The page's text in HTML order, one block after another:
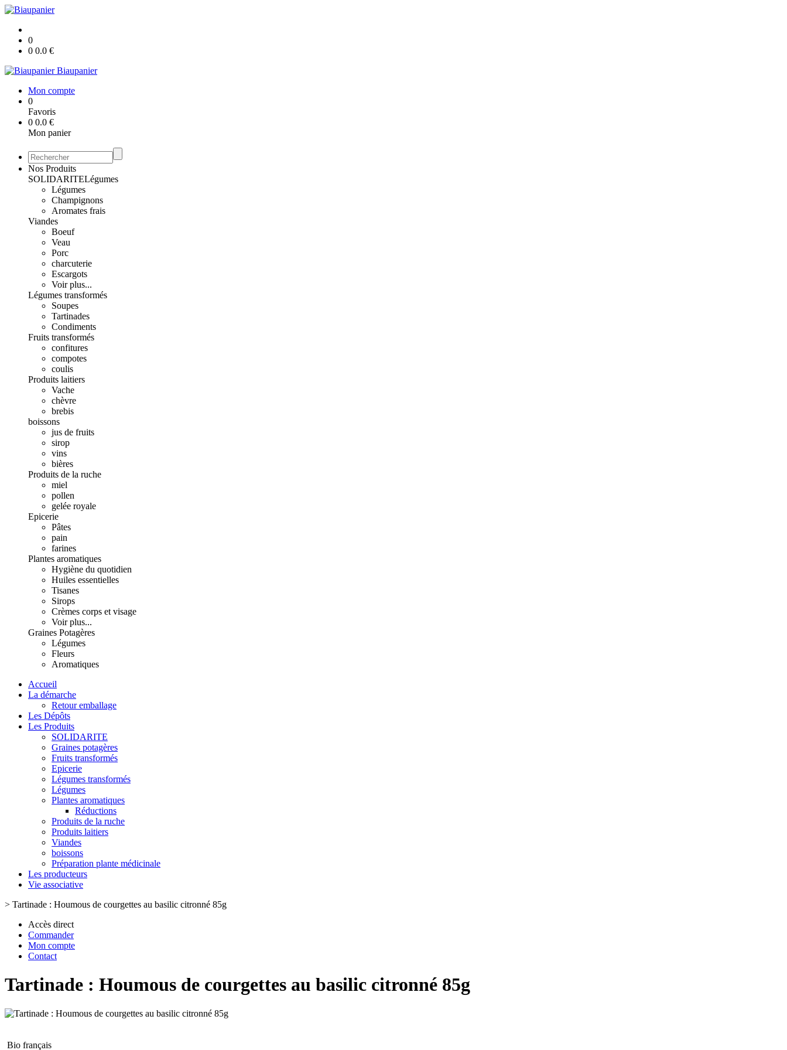
0
0 0.0 €
Biaupanier
Mon compte
0
Favoris
0 0.0 €
Mon panier
Nos Produits
SOLIDARITELégumes
Légumes
Champignons
Aromates frais
Viandes
Boeuf
Veau
Porc
charcuterie
Escargots
Voir plus...
Légumes transformés
Soupes
Tartinades
Condiments
Fruits transformés
confitures
compotes
coulis
Produits laitiers
Vache
chèvre
brebis
boissons
jus de fruits
sirop
vins
bières
Produits de la ruche
miel
pollen
gelée royale
Epicerie
Pâtes
pain
farines
Plantes aromatiques
Hygiène du quotidien
Huiles essentielles
Tisanes
Sirops
Crèmes corps et visage
Voir plus...
Graines Potagères
Légumes
Fleurs
Aromatiques
Accueil
La démarche
Retour emballage
Les Dépôts
Les Produits
SOLIDARITE
Graines potagères
Fruits transformés
Epicerie
Légumes transformés
Légumes
Plantes aromatiques
Réductions
Produits de la ruche
Produits laitiers
Viandes
boissons
Préparation plante médicinale
Les producteurs
Vie associative
> Tartinade : Houmous de courgettes au basilic citronné 85g
Accès direct
Commander
Mon compte
Contact
Tartinade : Houmous de courgettes au basilic citronné 85g
Bio français